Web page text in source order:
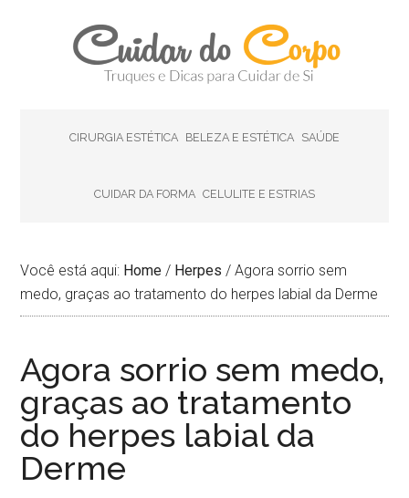
CIRURGIA ESTÉTICA BELEZA E ESTÉTICA SAÚDE
CUIDAR DA FORMA CELULITE E ESTRIAS
Você está aqui: Home / Herpes / Agora sorrio sem
medo, graças ao tratamento do herpes labial da Derme
Agora sorrio sem medo,
graças ao tratamento
do herpes labial da
Derme